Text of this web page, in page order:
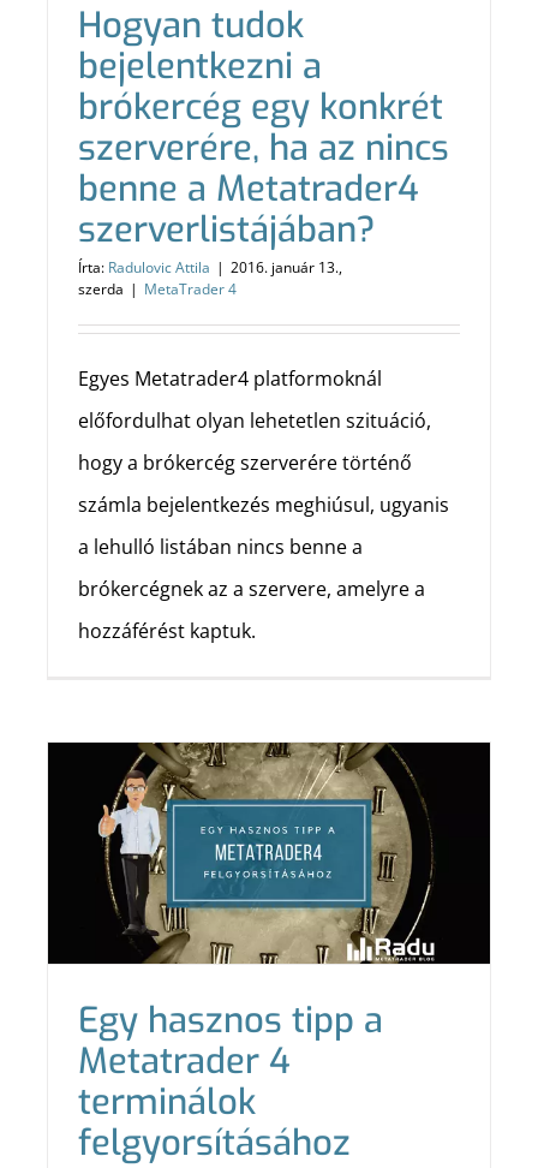
Hogyan tudok
bejelentkezni a
brókercég egy konkrét
szerverére, ha az nincs
benne a Metatrader4
szerverlistájában?
Írta: Radulovic Attila | 2016. január 13.,
szerda | MetaTrader 4
Egyes Metatrader4 platformoknál
előfordulhat olyan lehetetlen szituáció,
hogy a brókercég szerverére történő
számla bejelentkezés meghiúsul, ugyanis
a lehulló listában nincs benne a
brókercégnek az a szervere, amelyre a
hozzáférést kaptuk.
Egy hasznos tipp a
Metatrader 4
terminálok
felgyorsításához